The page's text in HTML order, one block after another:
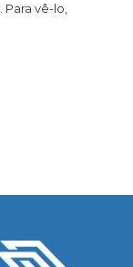
vê-lo,